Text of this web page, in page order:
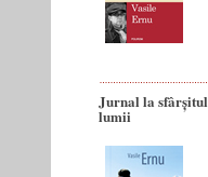
Jurnal la sfârșitul
lumii